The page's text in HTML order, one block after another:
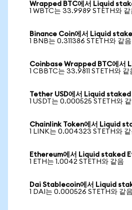
Wrapped BTC에서 Liquid
1 WBTC는 33.9989 STETH와 같
Binance Coin에서 Liquid
1 BNB는 0.311386 STETH와 같음
Coinbase Wrapped BTC에서
1 CBBTC는 33.9811 STETH와 같
Tether USD에서 Liquid
1 USDT는 0.000525 STETH와
Chainlink Token에서 Liquid
1 LINK는 0.004323 STETH와 같
Ethereum에서 Liquid staked
1 ETH는 1.0042 STETH와 같음
Dai Stablecoin에서 Liquid
1 DAI는 0.000526 STETH와 같음